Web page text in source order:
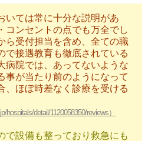
いては常に十分な説明があ
コンセントの点でも万全でし
ら受付担当を含め、全ての職
で接遇教育も徹底されている
病院では、あってないような
事が当たり前のようになって
、ほぼ時差なく診療を受ける
detail/1120058350/reviews）
で設備も整っており救急にも